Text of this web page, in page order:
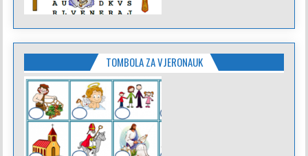
TOMBOLA ZA VJERONAUK